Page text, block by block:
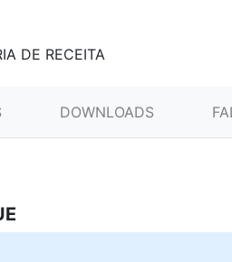
DE RECEITA
DOWNLOADS